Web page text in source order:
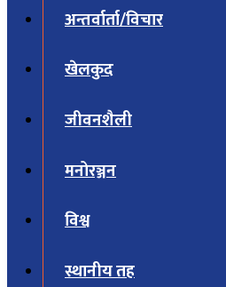
अन्तर्वार्ता/विचार
खेलकुद
जीवनशैली
मनोरञ्जन
विश्व
स्थानीय तह